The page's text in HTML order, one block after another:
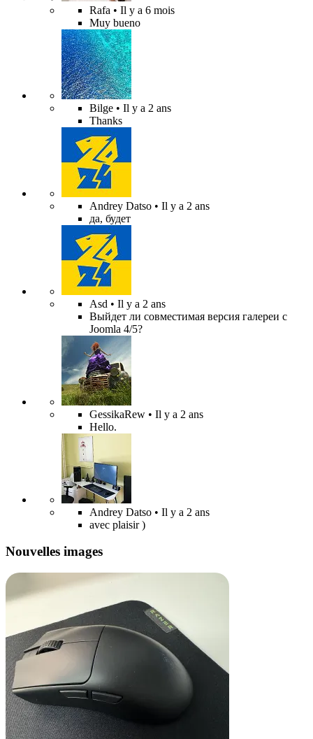
Rafa • Il y a 6 mois
Muy bueno
Bilge • Il y a 2 ans
Thanks
Andrey Datso • Il y a 2 ans
да, будет
Asd • Il y a 2 ans
Выйдет ли совместимая версия галереи с
Joomla 4/5?
GessikaRew • Il y a 2 ans
Hello.
Andrey Datso • Il y a 2 ans
avec plaisir )
Nouvelles images